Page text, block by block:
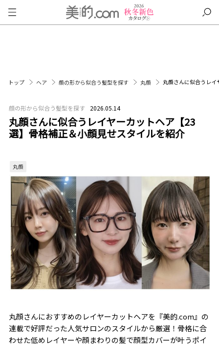
トップ ヘア 顔の形から似合う髪型を探す 丸顔 丸顔さんに似合うレ
顔の形から似合う髪型を探す 2026.05.14
丸顔さんに似合うレイヤーカットヘア【23
選】骨格補正＆小顔見せスタイルを紹介
丸顔
丸顔さんにおすすめのレイヤーカットヘアを『美的.com』の
連載で好評だった人気サロンのスタイルから厳選！骨格に合
わせた低めレイヤーや顔まわりの髪で顔型カバーが叶うポイ